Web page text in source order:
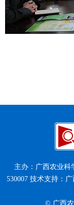
主办：广西农业科
530007 技术支持：
© 广西农